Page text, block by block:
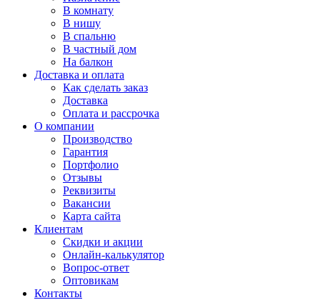
В комнату
В нишу
В спальню
В частный дом
На балкон
Доставка и оплата
Как сделать заказ
Доставка
Оплата и рассрочка
О компании
Производство
Гарантия
Портфолио
Отзывы
Реквизиты
Вакансии
Карта сайта
Клиентам
Скидки и акции
Онлайн-калькулятор
Вопрос-ответ
Оптовикам
Контакты